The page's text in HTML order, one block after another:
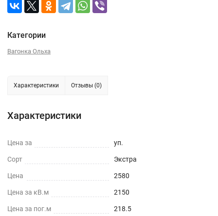
Категории
Вагонка Ольха
Характеристики Отзывы (0)
Характеристики
Цена за уп.
Сорт Экстра
Цена 2580
Цена за кВ.м 2150
Цена за пог.м 218.5